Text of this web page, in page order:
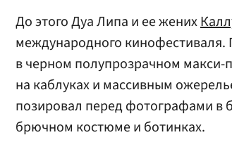
До этого Дуа Липа и ее жених
международного
в черном полупрозрачном макси-
на каблуках и массивным
позировал перед фотографами в
брючном костюме и ботинках.